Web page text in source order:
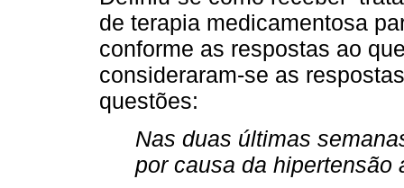
de terapia medicamentosa
conforme as respostas ao
consideraram-se as
questões:
Nas duas últimas
por causa da hipertensão